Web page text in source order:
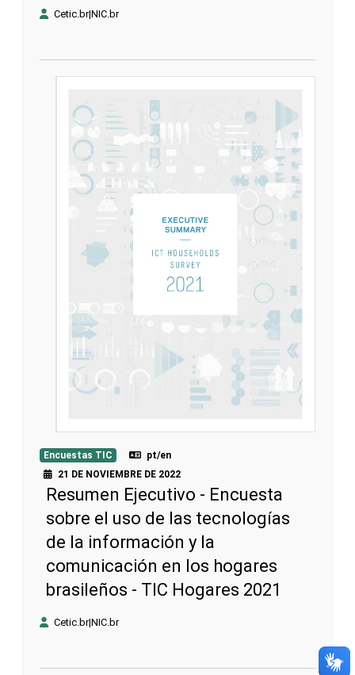
Cetic.br|NIC.br
Encuestas TIC
pt/en
21 DE NOVIEMBRE DE 2022
Resumen Ejecutivo - Encuesta
sobre el uso de las tecnologías
de la información y la
comunicación en los hogares
brasileños - TIC Hogares 2021
Cetic.br|NIC.br